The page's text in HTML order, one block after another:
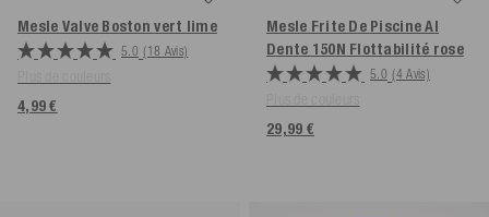
Mesle Valve Bostonvert lime
5.0 (18 Avis)
4,99 €
Mesle Frite De Piscine Al
Dente 150N Flottabilité rose
5.0 (4 Avis)
29,99 €